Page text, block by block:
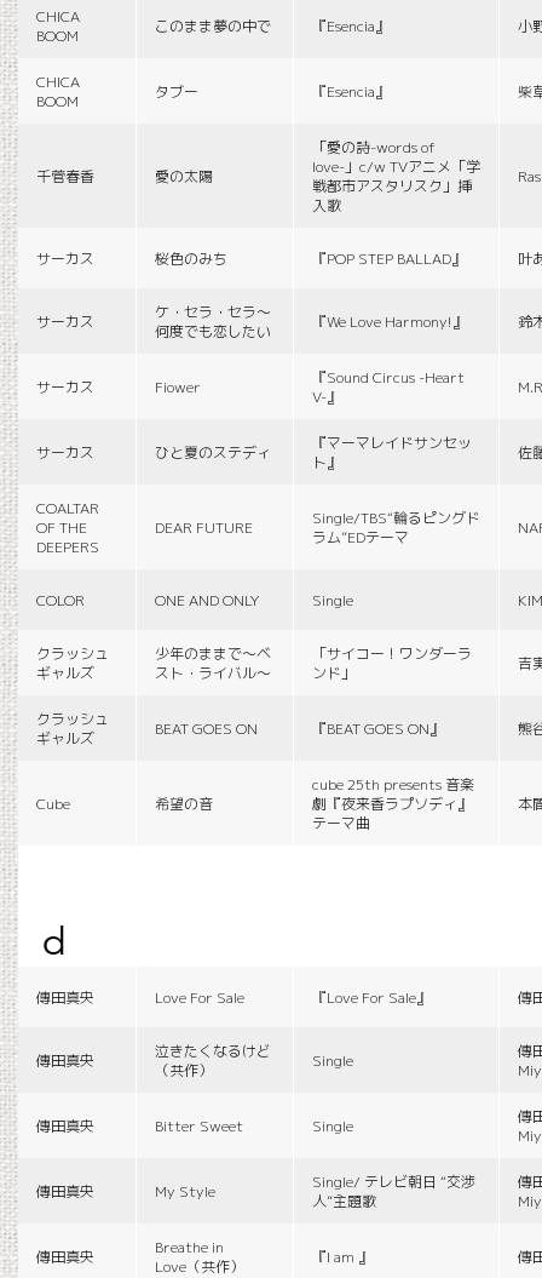
CHICA
BOOM
このまま夢の中で 『Esencia』 小
CHICA
BOOM
タブー 『Esencia』 柴
千菅春香 愛の太陽
「愛の詩-words of
love-」c/w TVアニメ「学
戦都市アスタリスク」挿
入歌
サーカス 桜色のみち 『POP STEP BALLAD』 叶
サーカス
ケ・セラ・セラ〜
何度でも恋したい
『We Love Harmony!』 鈴
サーカス Fiower
『Sound Circus -Heart
V-』
サーカス ひと夏のステディ
『マーマレイドサンセッ
ト』
佐
COALTAR
OF THE
DEEPERS
DEAR FUTURE
Single/TBS“輪るピングド
ラム”EDテーマ
COLOR ONE AND ONLY Single
クラッシュ
ギャルズ
少年のままで〜ベ
スト・ライバル〜
「サイコー！ワンダーラ
ンド」
吉
クラッシュ
ギャルズ
BEAT GOES ON 『BEAT GOES ON』 熊
Cube 希望の音
cube 25th presents 音楽
劇『夜来香ラプソディ』
テーマ曲
本
d
傳田真央 Love For Sale 『Love For Sale』 傳
傳田真央
泣きたくなるけど
（共作）
Single
傳
傳田真央 Bitter Sweet Single
傳
傳田真央 My Style
Single/ テレビ朝日 “交渉
人”主題歌
傳
傳田真央
Breathe in
Love（共作）
『I am 』 傳